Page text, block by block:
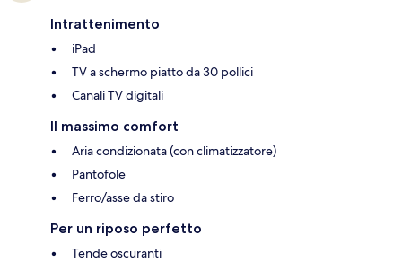
Intrattenimento
iPad
TV a schermo piatto da 30 pollici
Canali TV digitali
Il massimo comfort
Aria condizionata (con climatizzatore)
Pantofole
Ferro/asse da stiro
Per un riposo perfetto
Tende oscuranti